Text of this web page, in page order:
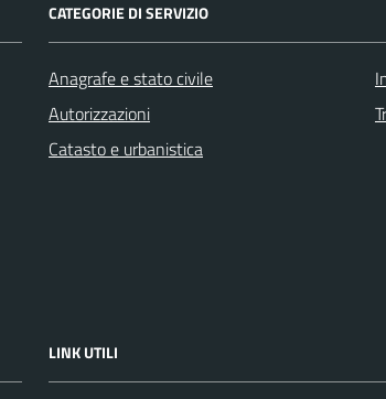
CATEGORIE DI SERVIZIO
Anagrafe e stato civile
Autorizzazioni
Catasto e urbanistica
LINK UTILI